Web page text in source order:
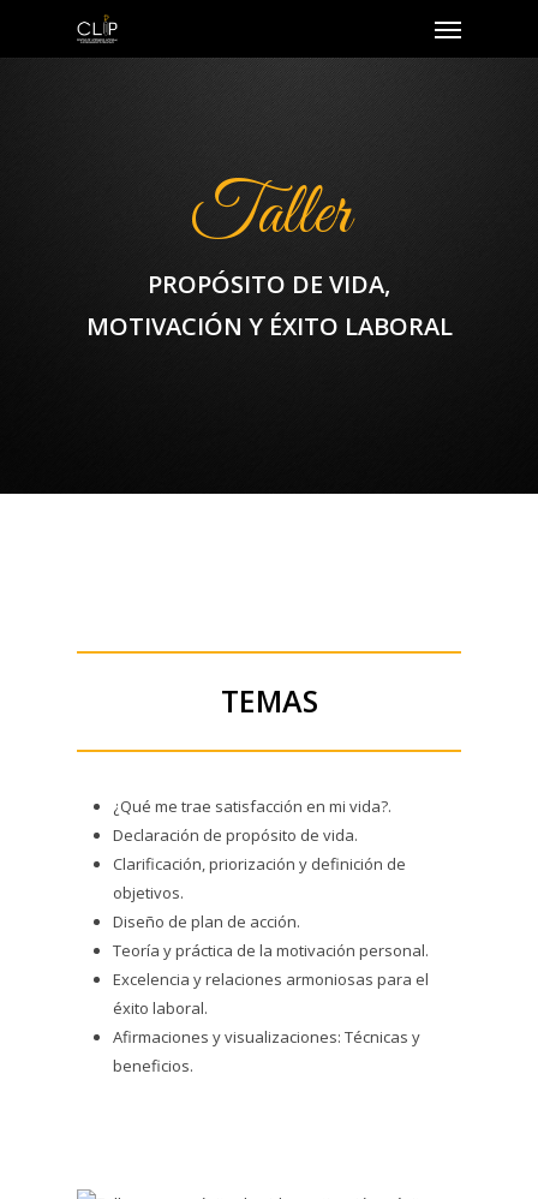
Taller
PROPÓSITO DE VIDA,
MOTIVACIÓN Y ÉXITO LABORAL
TEMAS
¿Qué me trae satisfacción en mi vida?.
Declaración de propósito de vida.
Clarificación, priorización y definición de
objetivos.
Diseño de plan de acción.
Teoría y práctica de la motivación personal.
Excelencia y relaciones armoniosas para el
éxito laboral.
Afirmaciones y visualizaciones: Técnicas y
beneficios.